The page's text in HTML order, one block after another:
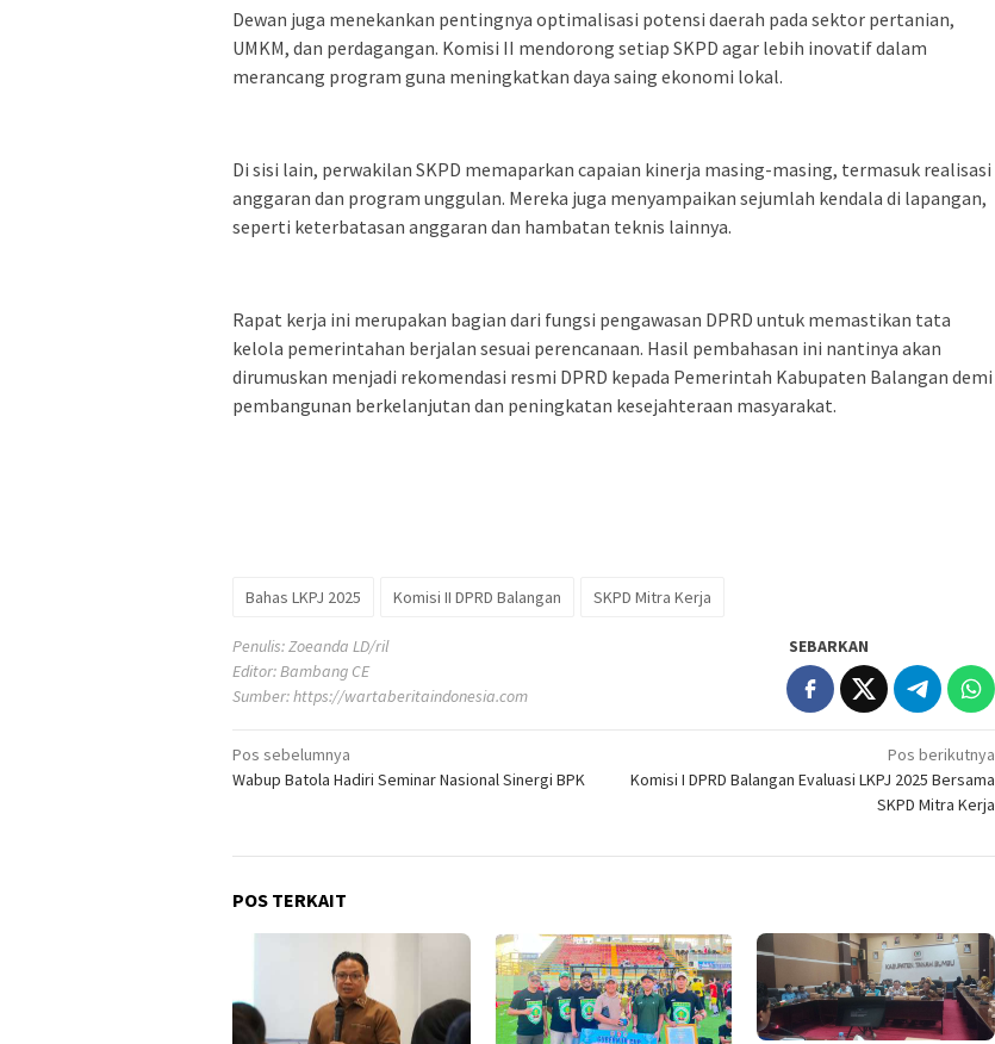
Dewan juga menekankan pentingnya optimalisasi potensi daerah pada sektor pertanian,
UMKM, dan perdagangan. Komisi II mendorong setiap SKPD agar lebih inovatif dalam
merancang program guna meningkatkan daya saing ekonomi lokal.
Di sisi lain, perwakilan SKPD memaparkan capaian kinerja masing-masing, termasuk realisasi
anggaran dan program unggulan. Mereka juga menyampaikan sejumlah kendala di lapangan,
seperti keterbatasan anggaran dan hambatan teknis lainnya.
Rapat kerja ini merupakan bagian dari fungsi pengawasan DPRD untuk memastikan tata
kelola pemerintahan berjalan sesuai perencanaan. Hasil pembahasan ini nantinya akan
dirumuskan menjadi rekomendasi resmi DPRD kepada Pemerintah Kabupaten Balangan demi
pembangunan berkelanjutan dan peningkatan kesejahteraan masyarakat.
Bahas LKPJ 2025 Komisi II DPRD Balangan SKPD Mitra Kerja
Penulis: Zoeanda LD/ril
Editor: Bambang CE
Sumber:https://wartaberitaindonesia.com
SEBARKAN
Navigasi
pos
Pos sebelumnya
Wabup Batola Hadiri Seminar Nasional Sinergi BPK
Pos berikutnya
Komisi I DPRD Balangan Evaluasi LKPJ 2025 Bersama
SKPD Mitra Kerja
POS TERKAIT